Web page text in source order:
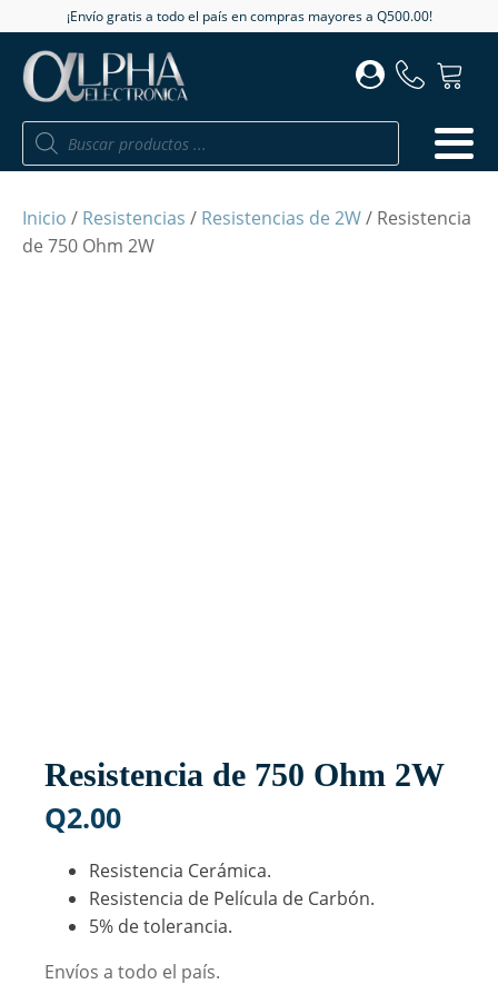
¡Envío gratis a todo el país en compras mayores a Q500.00!
Búsqueda
productos
Inicio / Resistencias / Resistencias de 2W/ Resistencia
de 750 Ohm 2W
Resistencia de 750 Ohm 2W
Q2.00
Resistencia Cerámica.
Resistencia de Película de Carbón.
5% de tolerancia.
Envíos a todo el país.